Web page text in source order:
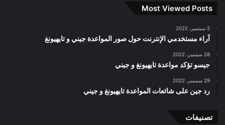
Most Viewed Posts
2 سبتمبر، 2022
آراء مستخدمي الإنترنت حول صور المواعدة جيني و تايهيونغ
28 سبتمبر، 2022
جيسو تؤكد مواعدة تايهيونغ و جيني
29 سبتمبر، 2022
رد جين على شائعات المواعدة تايهيونغ و جيني
تصنيفات